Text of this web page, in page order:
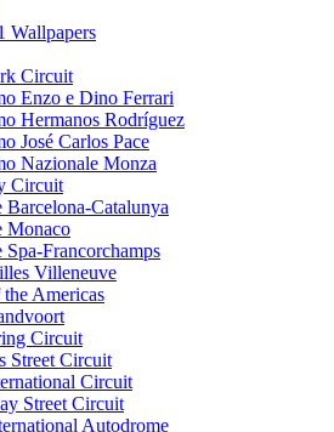
Wallpapers
Circuit
Enzo e Dino Ferrari
Hermanos Rodríguez
José Carlos Pace
Nazionale Monza
Circuit
Barcelona-Catalunya
Monaco
Francorchamps
Villeneuve
Americas
Circuit
Street Circuit
Circuit
Street Circuit
Autodrome